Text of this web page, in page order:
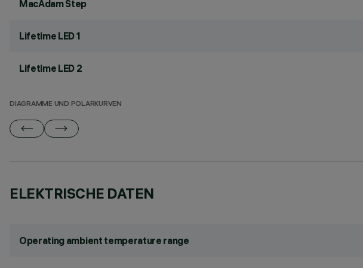
MacAdam Step
Lifetime LED 1
Lifetime LED 2
DIAGRAMME UND POLARKURVEN
ELEKTRISCHE DATEN
Operating ambient temperature range